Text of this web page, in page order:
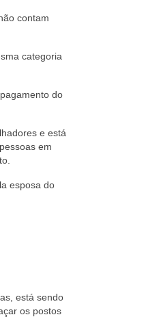
contam
categoria
do
e está
em
esposa do
está sendo
os postos